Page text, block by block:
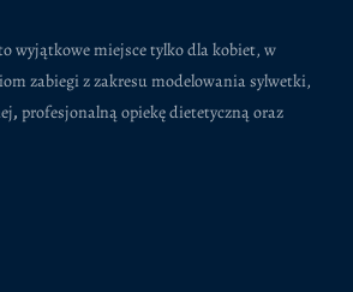
wyjątkowe miejsce tylko dla kobiet, w
zabiegi z zakresu modelowania sylwetki,
, profesjonalną opiekę dietetyczną oraz